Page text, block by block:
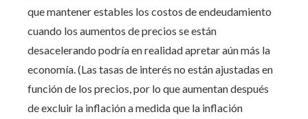
que mantener estables los costos de endeudamiento
cuando los aumentos de precios se están
desacelerando podría en realidad apretar aún más la
economía. (Las tasas de interés no están ajustadas en
función de los precios, por lo que aumentan después
de excluir la inflación a medida que la inflación